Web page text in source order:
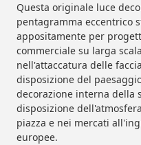
Questa originale luce
pentagramma eccentrico
appositamente per
commerciale su larga
nell'attaccatura delle
disposizione del
decorazione interna della
disposizione
piazza e nei mercati
europee.